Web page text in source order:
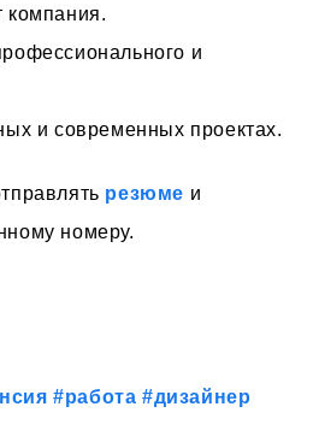
компания.
и
и современных проектах.
резюме и
номеру.
#работа #дизайнер